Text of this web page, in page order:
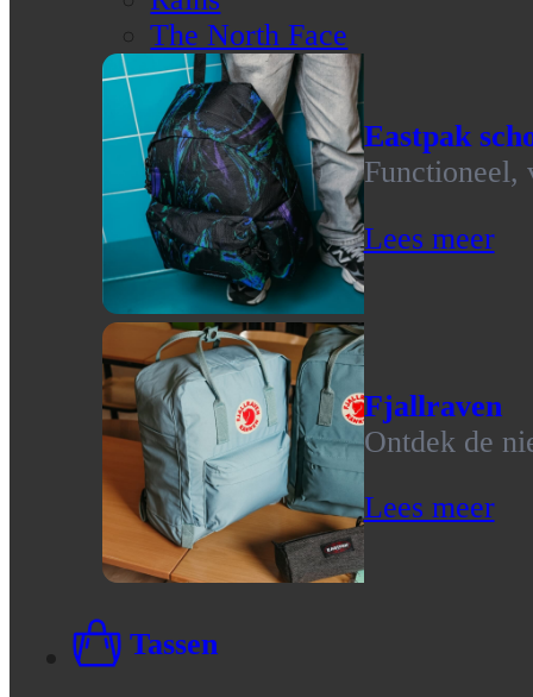
The North Face
Eastpak
Functioneel,
Lees meer
Fjallraven
Ontdek de
Lees meer
Tassen